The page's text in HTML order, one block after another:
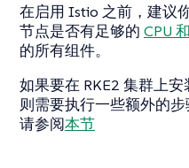
在启用 Istio 之前，建议
节点是否有足够的 CPU
的所有组件。
如果要在 RKE2 集群上安
则需要执行一些额外的
请参阅本节